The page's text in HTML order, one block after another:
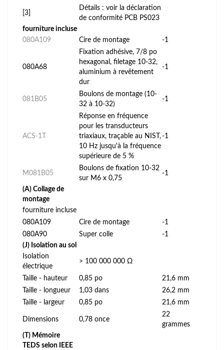
[3]
Détails : voir la déclaration
de conformité PCB PS023
fourniture incluse
080A109
Cire de montage -1
080A68
Fixation adhésive, 7/8 po
hexagonal, filetage 10-32,
aluminium à revêtement
dur
-1
081B05
Boulons de montage (10-
32 à 10-32)
-1
ACS-1T
Réponse en fréquence
pour les transducteurs
triaxiaux, traçable au NIST,
10 Hz jusqu'à la fréquence
supérieure de 5 %
-1
M081B05
Boulons de fixation 10-32
sur M6 x 0,75
-1
(A) Collage de
montage
fourniture incluse
080A109
Cire de montage
-1
080A90
Super colle
-1
(J) Isolation au sol
Isolation
électrique
> 100 000 000 Ω
Taille - hauteur 0,85 po
21,6 mm
Taille - longueur
1,03 dans
26,2 mm
Taille - largeur
0,85 po 21,6 mm
Dimensions 0,78 once
22
grammes
(T) Mémoire
TEDS selon IEEE